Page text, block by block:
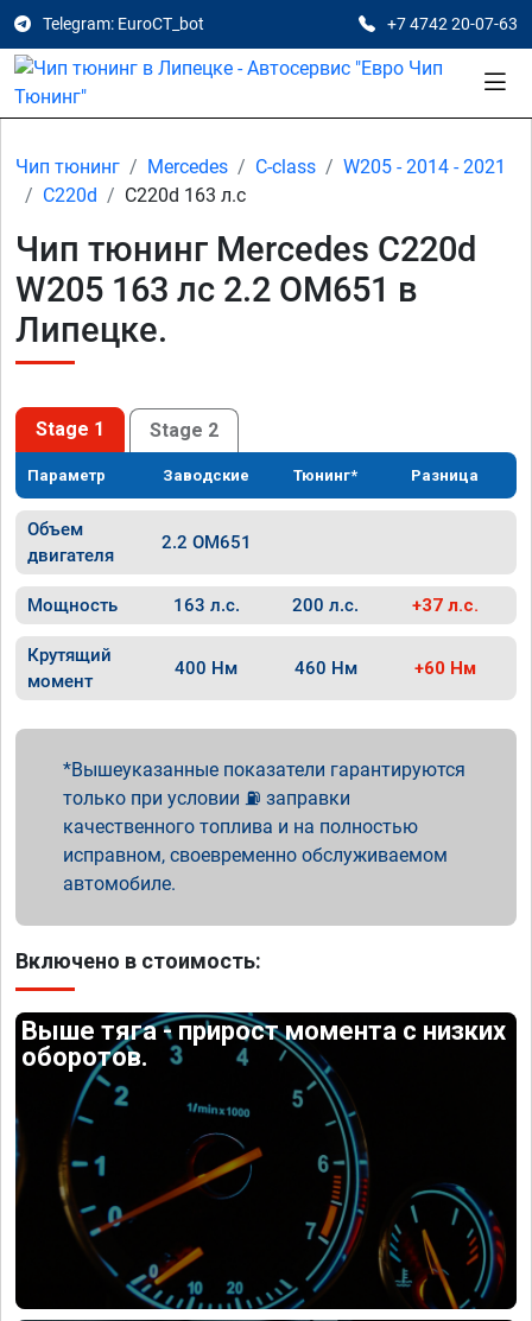
Telegram: EuroCT_bot +7 4742 20-07-63
Чип тюнинг Mercedes C-class
W205 - 2014 - 2021
C220d
C220d 163 л.с
Чип тюнинг Mercedes C220d
W205 163 лс 2.2 OM651 в
Липецке.
Stage 1 Stage 2
Параметр Заводские Тюнинг* Разница
Объем
двигателя
2.2 OM651
Мощность 163 л.с. 200 л.с. +37 л.с.
Крутящий
момент
400 Нм 460 Нм +60 Нм
Вышеуказанные показатели гарантируются
только при условии ⛽ заправки
качественного топлива и на полностью
исправном, своевременно обслуживаемом
автомобиле.
Включено в стоимость:
Выше тяга - прирост момента с низких
оборотов.